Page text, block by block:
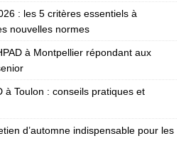
: les 5 critères essentiels à
nouvelles normes
à Montpellier répondant aux
à Toulon : conseils pratiques et
d’automne indispensable pour les